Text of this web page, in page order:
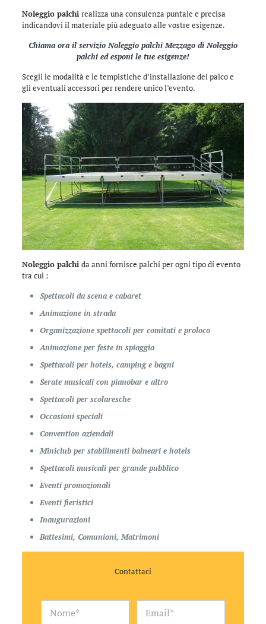
Noleggio palchi realizza una consulenza puntale e precisa
indicandovi il materiale più adeguato alle vostre esigenze.
Chiama ora il servizioNoleggio palchi Mezzago diNoleggio
palchi ed esponi le tue esigenze!
Scegli le modalità e le tempistiche d’installazione del palco e
gli eventuali accessori per rendere unico l’evento.
Noleggio palchi da anni fornisce palchi per ogni tipo di evento
tra cui :
Spettacoli da scena e cabaret
Animazione in strada
Organizzazione spettacoli per comitati e proloco
Animazione per feste in spiaggia
Spettacoli per hotels, camping e bagni
Serate musicali con pianobar e altro
Spettacoli per scolaresche
Occasioni speciali
Convention aziendali
Miniclub per stabilimenti balneari e hotels
Spettacoli musicali per grande pubblico
Eventi promozionali
Eventi fieristici
Inaugurazioni
Battesimi, Comunioni, Matrimoni
Contattaci
N
E